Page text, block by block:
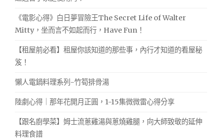
《電影心得》白日夢冒險王The Secret Life of Walter
Mitty，坐而言不如起而行，Have Fun！
【租屋前必看】租屋你該知道的那些事，內行才知道的看屋秘
笈！
懶人電鍋料理系列-竹筍排骨湯
陸劇心得｜那年花開月正圓，1-15集微微雷心得分享
【跟名廚學菜】姆士流蔥雞湯與蔥燒雞腿，向大師致敬的延伸
料理食譜